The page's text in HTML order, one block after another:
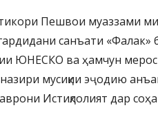
Пешвои муаззами
санъати «Фалак»
ЮНЕСКО ва ҳамчун
мусиқии эҷодию
Истиқлолият дар